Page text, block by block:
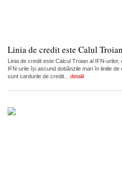
Linia de credit este Calul
Linia de credit este Calcul Troian al IFN-
IFN-urile își ascund dobânzile mari în liniile
sunt cardurile de credit... detalii